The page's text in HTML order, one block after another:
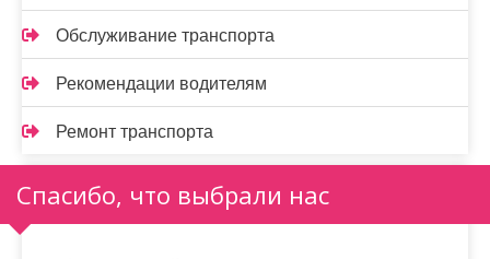
Обслуживание транспорта
Рекомендации водителям
Ремонт транспорта
Спасибо, что выбрали нас